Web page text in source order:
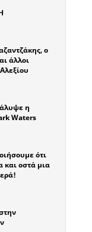
ο
άλλοι
η
Waters
ότι
και οστά μια